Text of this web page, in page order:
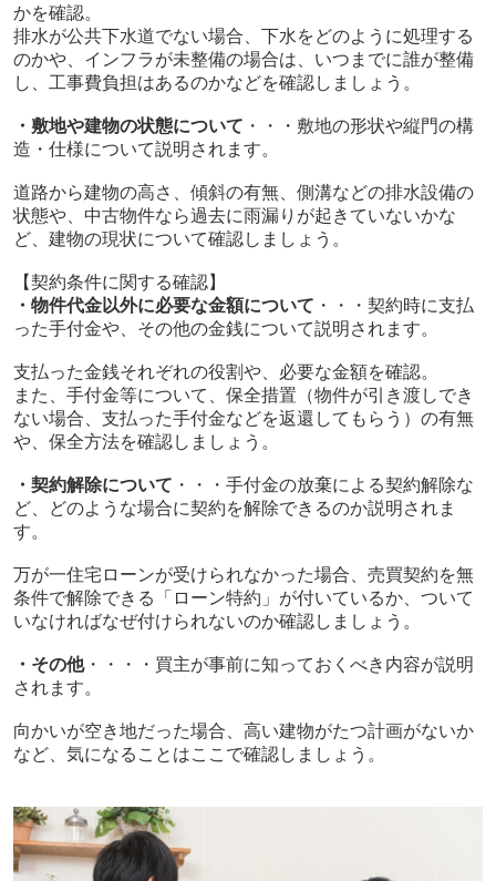
かを確認。
排水が公共下水道でない場合、下水をどのように処理する
のかや、インフラが未整備の場合は、いつまでに誰が整備
し、工事費負担はあるのかなどを確認しましょう。
・敷地や建物の状態について ・・・敷地の形状や縦門の構
造・仕様について説明されます。
道路から建物の高さ、傾斜の有無、側溝などの排水設備の
状態や、中古物件なら過去に雨漏りが起きていないかな
ど、建物の現状について確認しましょう。
【契約条件に関する確認】
・物件代金以外に必要な金額について ・・・契約時に支払
った手付金や、その他の金銭について説明されます。
支払った金銭それぞれの役割や、必要な金額を確認。
また、手付金等について、保全措置（物件が引き渡しでき
ない場合、支払った手付金などを返還してもらう）の有無
や、保全方法を確認しましょう。
・契約解除について ・・・手付金の放棄による契約解除な
ど、どのような場合に契約を解除できるのか説明されま
す。
万が一住宅ローンが受けられなかった場合、売買契約を無
条件で解除できる「ローン特約」が付いているか、ついて
いなければなぜ付けられないのか確認しましょう。
・その他・・・・買主が事前に知っておくべき内容が説明
されます。
向かいが空き地だった場合、高い建物がたつ計画がないか
など、気になることはここで確認しましょう。